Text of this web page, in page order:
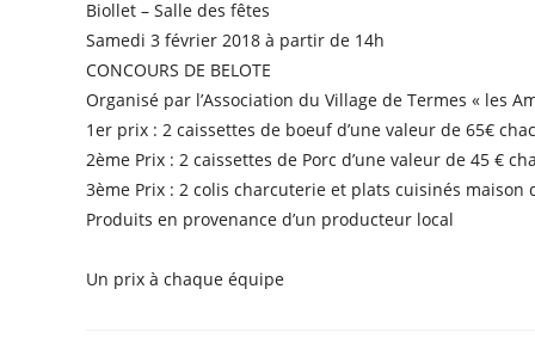
Biollet – Salle des fêtes
Samedi 3 février 2018 à partir de 14h
CONCOURS DE BELOTE
Organisé par l’Association du Village de Termes « les
1er prix : 2 caissettes de boeuf d’une valeur de 65€
2ème Prix : 2 caissettes de Porc d’une valeur de 45 €
3ème Prix : 2 colis charcuterie et plats cuisinés maison
Produits en provenance d’un producteur local
Un prix à chaque équipe